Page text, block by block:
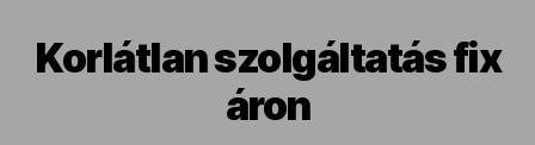
Korlátlan szolgáltatás fix
áron